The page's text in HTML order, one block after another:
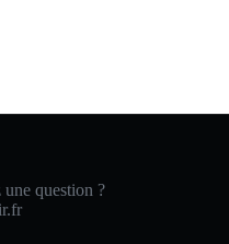
une question ?